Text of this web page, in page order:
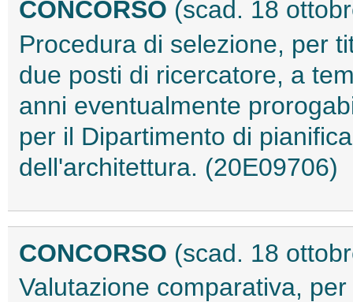
CONCORSO (scad. 18
Procedura di selezione, per
due posti di ricercatore, a
anni eventualmente
per il Dipartimento di
dell'architettura. (20E09706)
CONCORSO (scad. 18
Valutazione comparativa,